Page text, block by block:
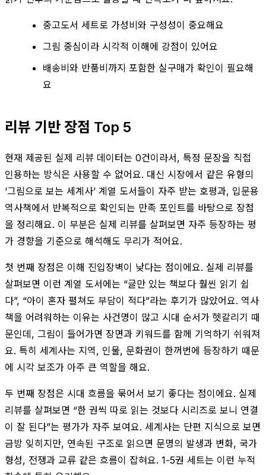
중고도서 세트로 가성비와 구성성이 중요해요
그림 중심이라 시각적 이해에 강점이 있어요
배송비와 반품비까지 포함한 실구매가 확인이 필요해
요
리뷰 기반 장점 Top 5
현재 제공된 실제 리뷰 데이터는 0건이라서, 특정 문장을 직접
인용하는 방식은 사용할 수 없어요. 대신 시장에서 같은 유형의
‘그림으로 보는 세계사’ 계열 도서들이 자주 받는 호평과, 입문용
역사책에서 반복적으로 확인되는 만족 포인트를 바탕으로 장점
을 정리해요. 이 부분은 실제 리뷰를 살펴보면 자주 등장하는 평
가 경향을 기준으로 해석해도 무리가 적어요.
첫 번째 장점은 이해 진입장벽이 낮다는 점이에요. 실제 리뷰를
살펴보면 이런 계열 도서에는 “글만 있는 책보다 훨씬 읽기 쉽
다”, “아이 혼자 펼쳐도 부담이 적다”라는 후기가 많았어요. 역사
책을 어려워하는 이유는 사건명이 많고 시대 순서가 헷갈리기 때
문인데, 그림이 들어가면 장면과 키워드를 함께 기억하기 쉬워져
요. 특히 세계사는 지역, 인물, 문화권이 한꺼번에 등장하기 때문
에 시각 보조가 아주 큰 역할을 해요.
두 번째 장점은 시대 흐름을 묶어서 보기 좋다는 점이에요. 실제
리뷰를 살펴보면 “한 권씩 따로 읽는 것보다 시리즈로 보니 연결
이 잘 된다”는 평가가 자주 보여요. 세계사는 단편 지식으로 보면
금방 잊히지만, 연속된 구조로 읽으면 문명의 발생과 변화, 국가
형성, 전쟁과 교류 같은 흐름이 잡혀요. 1-5권 세트는 이런 누적